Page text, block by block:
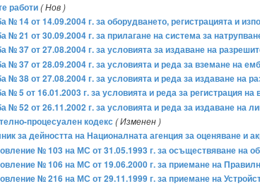
работи( Нов )
№ 14 от 14.09.2004 г. за оборудването, регистрацията и
№ 21 от 30.09.2004 г. за прилагане на система за
№ 37 от 27.08.2004 г. за условията за издаване на
№ 37 от 28.09.2004 г. за условията и реда за взeмане на
№ 38 от 27.08.2004 г. за условията и реда за издаване на
№ 5 от 16.01.2003 г. за условията и реда за регистрация
№ 52 от 26.11.2002 г. за условията и реда за издаване на
процесуален кодекс( Изменен )
за дейността на Националната агенция за оценяване и
№ 103 на МС от 31.05.1993 г. за осъществяване на
№ 106 на МС от 19.06.2000 г. за приемане на
№ 216 на МС от 29.11.1999 г. за приемане на